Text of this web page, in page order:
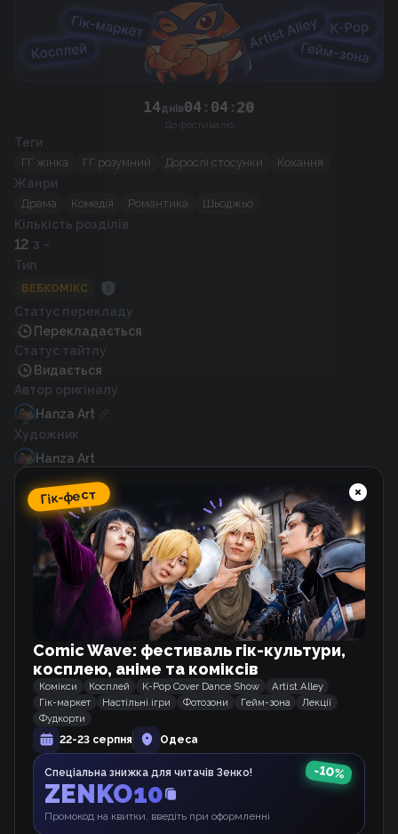
14днів04 : 04 : 20
До фестивалю
Теги
ГГ жінка ГГ розумний Дорослі стосунки Кохання
Жанри
Драма Комедія Романтика Шьоджьо
Кількість розділів
12 з -
Тип
ВЕБКОМІКС
Статус перекладу
Перекладається
Статус тайтлу
Видається
Автор оригіналу
Hanza Art
Художник
Hanza Art
Рік випуску
2024
Схожі тайтли
Закохана в діда свого колишнього
Вебкомікс
Терпіння, Моя Леді!
Лиходійка змінює жанр!
Манхва
Гік-фест
Comic Wave: фестиваль гік-культури,
косплею, аніме та коміксів
Комікси Косплей K-Pop Cover Dance Show
Artist Alley
Гік-маркет
Настільні ігри Фотозони Гейм-зона
Лекції
Фудкорти
22-23 серпня
Одеса
Спеціальна знижка для читачів Зенко!
ZENKO10
Промокод на квитки, введіть при оформленні
-10%